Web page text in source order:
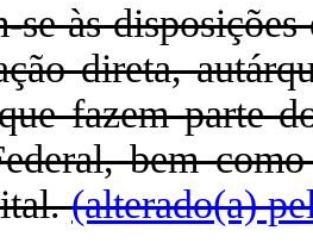
se às
direta,
fazem parte
bem como
(alterado(a)